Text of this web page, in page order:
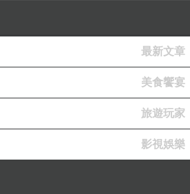
最新文章
美食饗宴
旅遊玩家
影視娛樂